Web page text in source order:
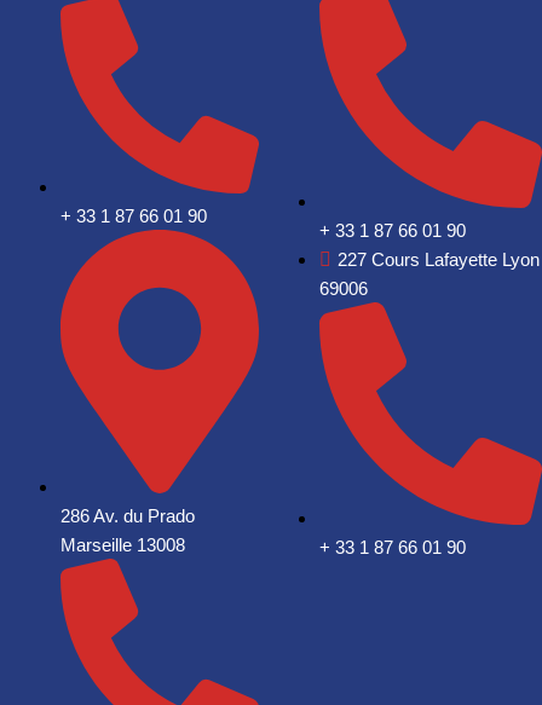
+ 33 1 87 66 01 90
286 Av. du Prado
Marseille 13008
+ 33 1 87 66 01 90
227 Cours Lafayette Lyon
69006
+ 33 1 87 66 01 90